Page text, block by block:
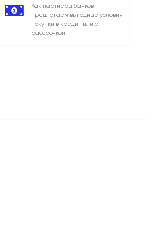
Как партнеры банков
предлагаем выгодные условия
покупки в кредит или с
рассрочкой